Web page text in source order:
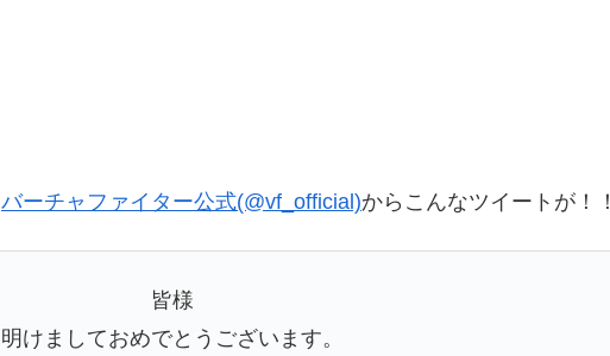
バーチャファイター公式(@vf_official)からこんなツイートが！！
皆様
明けましておめでとうございます。